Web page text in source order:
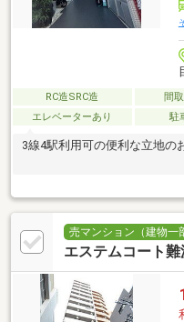
RC造SRC造 間
エレベーターあり
駐
3線4駅利用可の便利な立地の
売マンション（建物一
エステムコート